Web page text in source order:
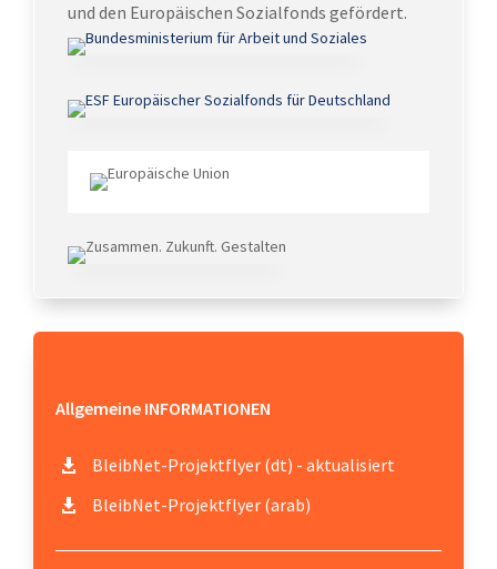
und den Europäischen Sozialfonds gefördert.
Allgemeine INFORMATIONEN
 BleibNet-Projektflyer (dt) - aktualisiert
 BleibNet-Projektflyer (arab)